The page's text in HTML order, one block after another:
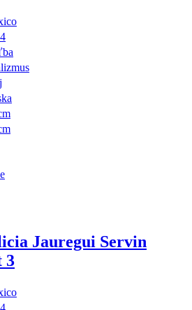
Jauregui Servin
3